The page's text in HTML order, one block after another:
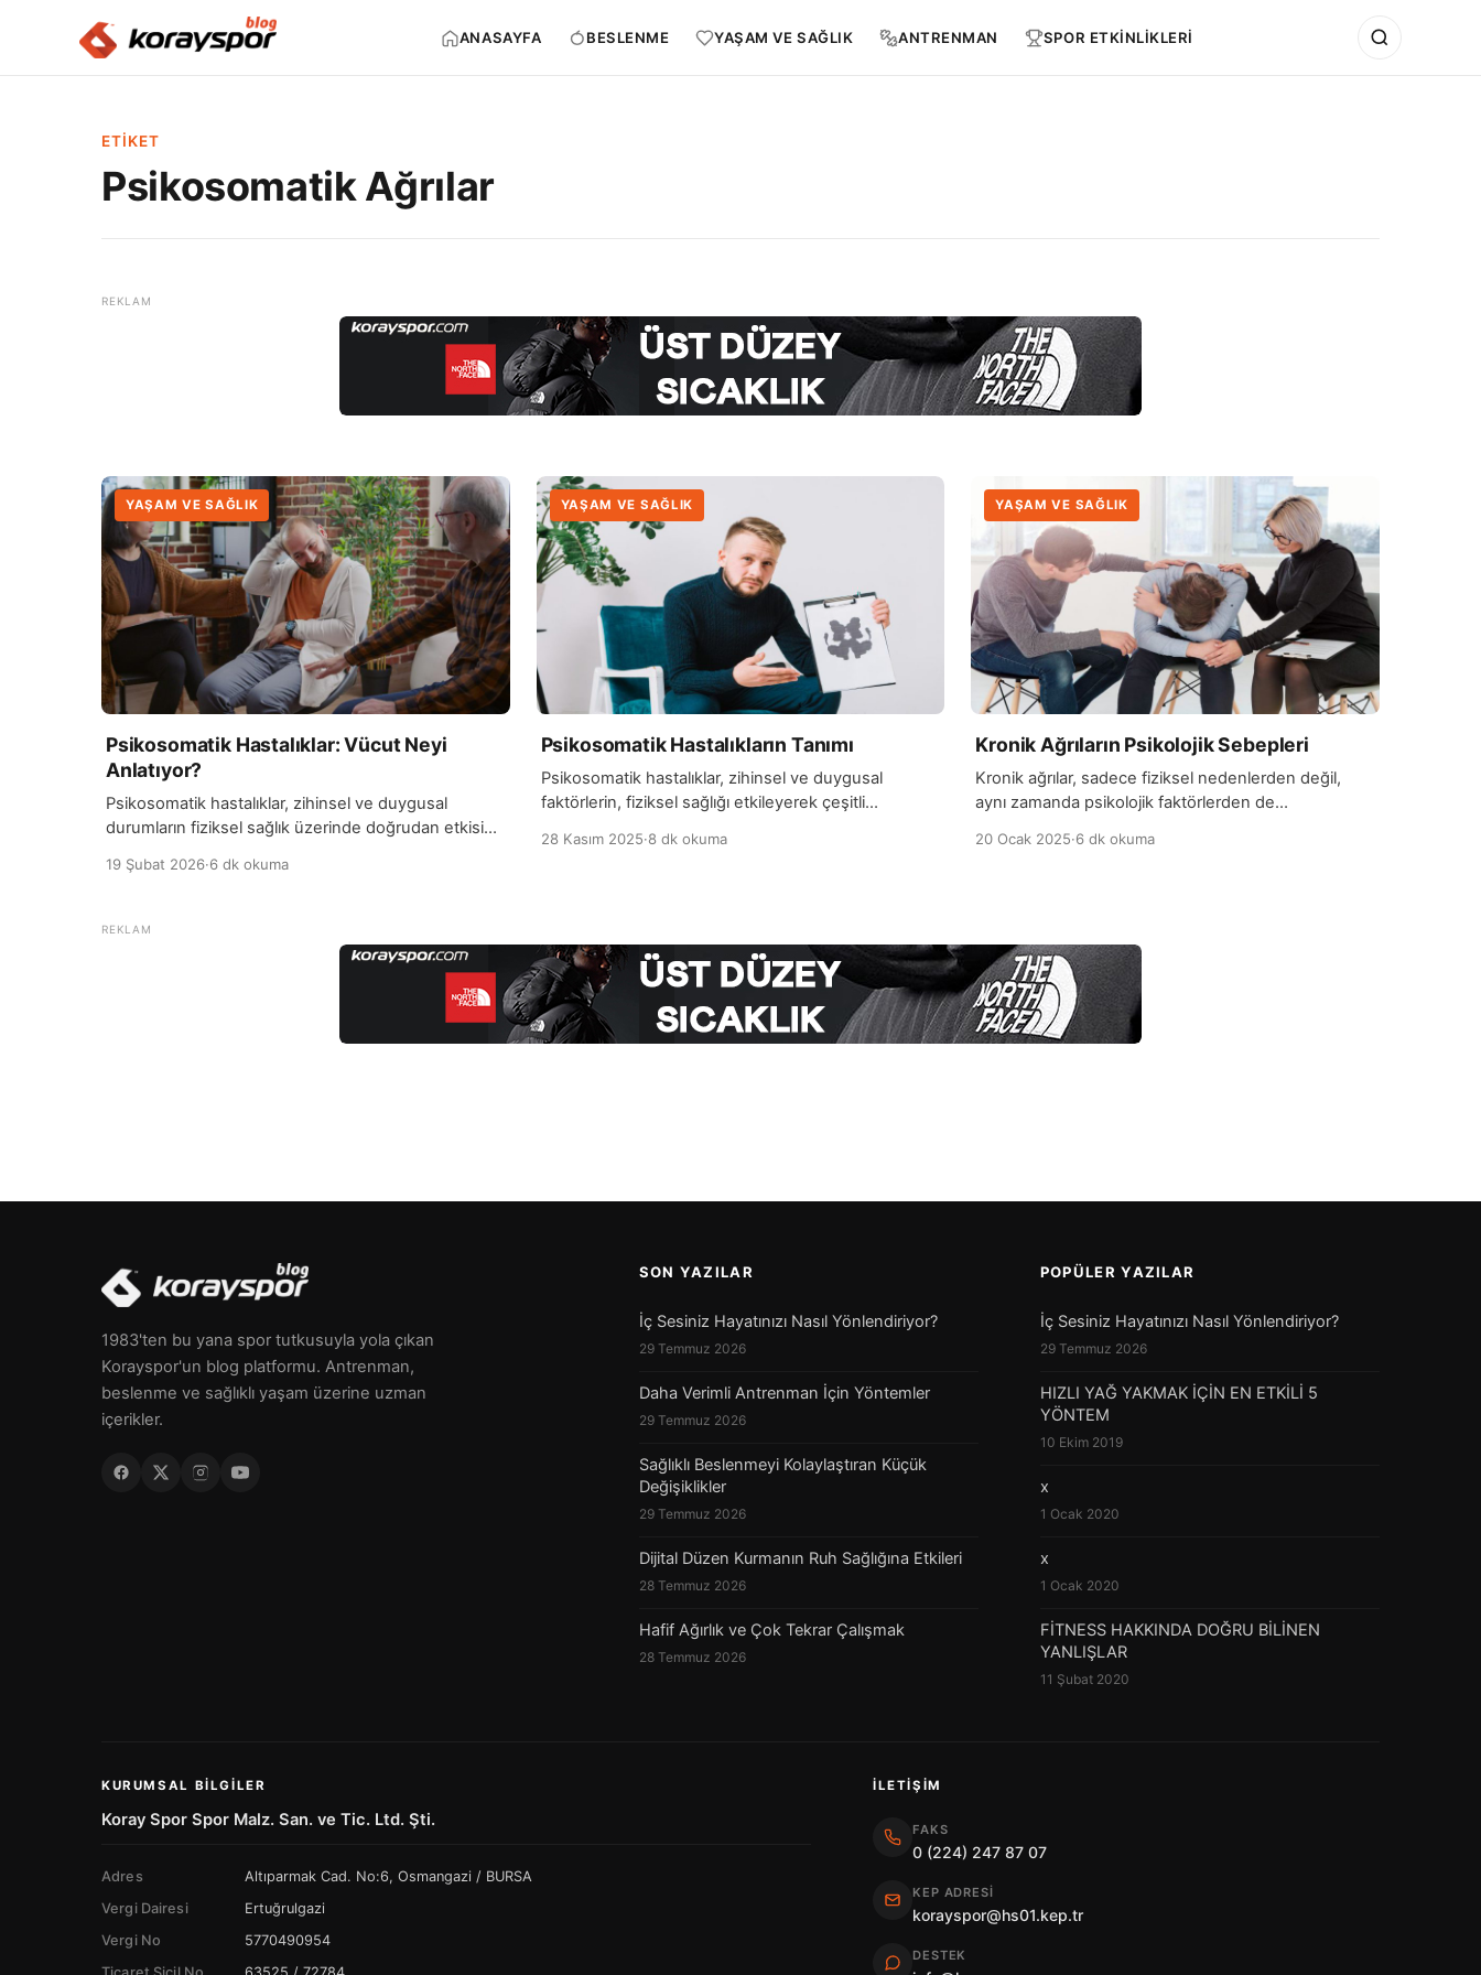
ANASAYFA BESLENME YAŞAM VE SAĞLIK ANTRENMAN SPOR ETKİNLİKLERİ
ETIKET
Psikosomatik Ağrılar
YAŞAM VE SAĞLIK
Psikosomatik Hastalıklar: Vücut Neyi
Anlatıyor?
Psikosomatik hastalıklar, zihinsel ve duygusal
durumların fiziksel sağlık üzerinde doğrudan etkisi
öfke veya üzüntü gibi duygular, zamanla vücutta
hastalıklarda, kişi fiziksel olarak rahatsız hisseder
ancak yapılan tıbbi testlerde net bir organik neden
19 Şubat 2026·6 dk okuma
YAŞAM VE SAĞLIK
Psikosomatik Hastalıkların Tanımı
Psikosomatik hastalıklar, zihinsel ve duygusal
faktörlerin, fiziksel sağlığı etkileyerek çeşitli
durumdur. Bu hastalıklar, genellikle stres, anksiyete,
kişi, baş ağrısı, mide ağrısı, kas ağrıları veya cilt
problemleri gibi fiziksel semptomlar […]
28 Kasım 2025·8 dk okuma
YAŞAM VE SAĞLIK
Kronik Ağrıların Psikolojik Sebepleri
Kronik ağrılar, sadece fiziksel nedenlerden değil,
aynı zamanda psikolojik faktörlerden de
gibi duygusal durumlar, vücudun ağrı algısını
birçok kişi, stresli veya endişeli olduklarında
ağrılarının arttığını fark eder. Özellikle […]
20 Ocak 2025·6 dk okuma
1983'ten bu yana spor tutkusuyla yola çıkan
Korayspor'un blog platformu. Antrenman,
beslenme ve sağlıklı yaşam üzerine uzman
içerikler.
SON YAZILAR
İç Sesiniz Hayatınızı Nasıl Yönlendiriyor?
29 Temmuz 2026
Daha Verimli Antrenman İçin Yöntemler
29 Temmuz 2026
Sağlıklı Beslenmeyi Kolaylaştıran Küçük
Değişiklikler
29 Temmuz 2026
Dijital Düzen Kurmanın Ruh Sağlığına Etkileri
28 Temmuz 2026
Hafif Ağırlık ve Çok Tekrar Çalışmak
28 Temmuz 2026
POPÜLER YAZILAR
İç Sesiniz Hayatınızı Nasıl Yönlendiriyor?
29 Temmuz 2026
HIZLI YAĞ YAKMAK İÇİN EN ETKİLİ 5
YÖNTEM
10 Ekim 2019
x
1 Ocak 2020
x
1 Ocak 2020
FİTNESS HAKKINDA DOĞRU BİLİNEN
YANLIŞLAR
11 Şubat 2020
KURUMSAL BILGILER
Koray Spor Spor Malz. San. ve Tic. Ltd. Şti.
Adres
Altıparmak Cad. No:6, Osmangazi / BURSA
Vergi Dairesi
Ertuğrulgazi
Vergi No
5770490954
İLETIŞIM
FAKS
0 (224) 247 87 07
KEP ADRESI
korayspor@hs01.kep.tr
DESTEK